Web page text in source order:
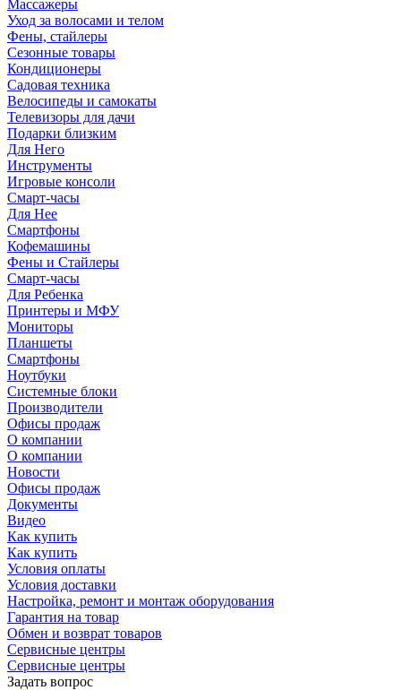
Массажеры
Уход за волосами и телом
Фены, стайлеры
Сезонные товары
Кондиционеры
Садовая техника
Велосипеды и самокаты
Телевизоры для дачи
Подарки близким
Для Него
Инструменты
Игровые консоли
Смарт-часы
Для Нее
Смартфоны
Кофемашины
Фены и Стайлеры
Смарт-часы
Для Ребенка
Принтеры и МФУ
Мониторы
Планшеты
Смартфоны
Ноутбуки
Системные блоки
Производители
Офисы продаж
О компании
О компании
Новости
Офисы продаж
Документы
Видео
Как купить
Как купить
Условия оплаты
Условия доставки
Настройка, ремонт и монтаж оборудования
Гарантия на товар
Обмен и возврат товаров
Сервисные центры
Сервисные центры
Задать вопрос